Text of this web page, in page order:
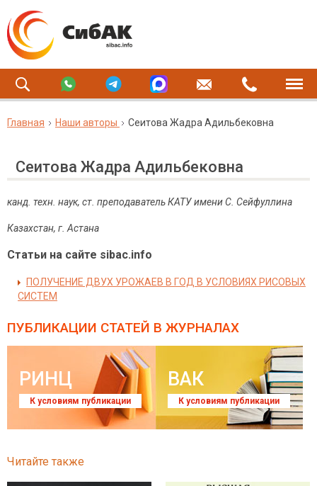
Главная Наши авторы Сеитова Жадра Адильбековна
Сеитова Жадра Адильбековна
канд. техн. наук, ст. преподаватель КАТУ имени С. Сейфуллина
Казахстан, г. Астана
Статьи на сайте sibac.info
ПОЛУЧЕНИЕ ДВУХ УРОЖАЕВ В ГОД В УСЛОВИЯХ РИСОВЫХ
СИСТЕМ
ПУБЛИКАЦИИ СТАТЕЙ В ЖУРНАЛАХ
РИНЦ
К условиям публикации
ВАК
К условиям публикации
Читайте также